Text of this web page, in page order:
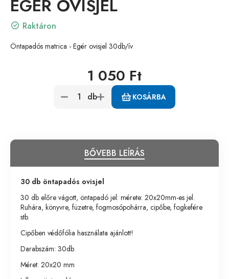
EGÉR OVISJEL
Raktáron
Öntapadós matrica - Egér ovisjel 30db/ív
1 050 Ft
db KOSÁRBA
BŐVEBB LEÍRÁS
30 db öntapadós ovisjel
30 db előre vágott, öntapadó jel: mérete: 20x20mm-es jel.
Ruhára, könyvre, füzetre, fogmosópohárra, cipőbe, fogkefére
stb.
Cipőben védőfólia használata ajánlott!
Darabszám: 30db
Méret: 20x20 mm